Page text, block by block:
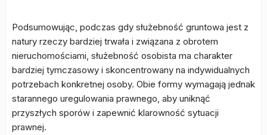
Podsumowując, podczas gdy służebność gruntowa jest z
natury rzeczy bardziej trwała i związana z obrotem
nieruchomościami, służebność osobista ma charakter
bardziej tymczasowy i skoncentrowany na indywidualnych
potrzebach konkretnej osoby. Obie formy wymagają jednak
starannego uregulowania prawnego, aby uniknąć
przyszłych sporów i zapewnić klarowność sytuacji
prawnej.